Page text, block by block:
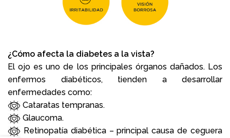
¿Cómo afecta la diabetes a la vista?
El ojo es uno de los principales órganos dañados. Los
enfermos diabéticos, tienden a desarrollar
enfermedades como:
Cataratas tempranas.
Glaucoma.
Retinopatía diabética – principal causa de ceguera